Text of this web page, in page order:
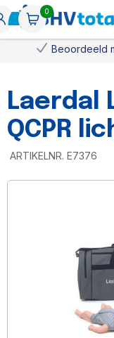
Beoordeeld
0
Laerdal
QCPR
ARTIKELNR. E7376